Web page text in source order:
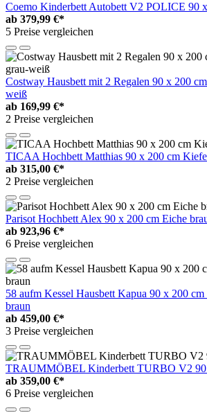
Coemo Kinderbett Autobett V2 POLICE 90
ab 379,99 €*
5 Preise vergleichen
Costway Hausbett mit 2 Regalen 90 x 200
weiß
ab 169,99 €*
2 Preise vergleichen
TICAA Hochbett Matthias 90 x 200 cm
ab 315,00 €*
2 Preise vergleichen
Parisot Hochbett Alex 90 x 200 cm Eiche
ab 923,96 €*
6 Preise vergleichen
58 aufm Kessel Hausbett Kapua 90 x 200
braun
ab 459,00 €*
3 Preise vergleichen
TRAUMMÖBEL Kinderbett TURBO V2 90
ab 359,00 €*
6 Preise vergleichen